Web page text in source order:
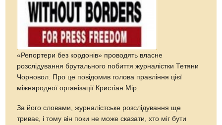
«Репортери без кордонів» проводять власне
розслідування брутального побиття журналістки Тетяни
Чорновол. Про це повідомив голова правління цієї
міжнародної організації Кристіан Мір.
За його словами, журналістське розслідування ще
триває, і тому він поки не може сказати, хто міг бути